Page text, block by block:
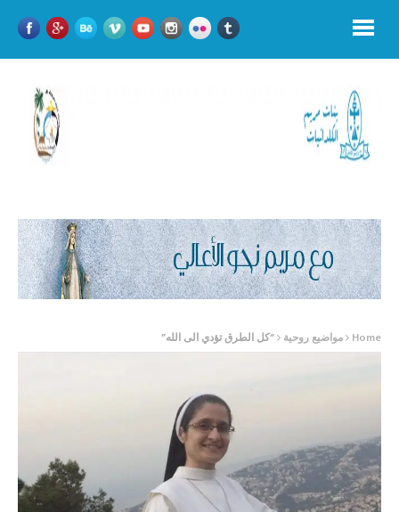
Home مواضيع روحية “كل الطرق تؤدي الى الله”